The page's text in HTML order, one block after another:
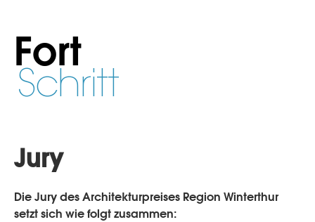
Fort
Schritt
Jury
Die Jury des Architekturpreises Region Winterthur
setzt sich wie folgt zusammen: